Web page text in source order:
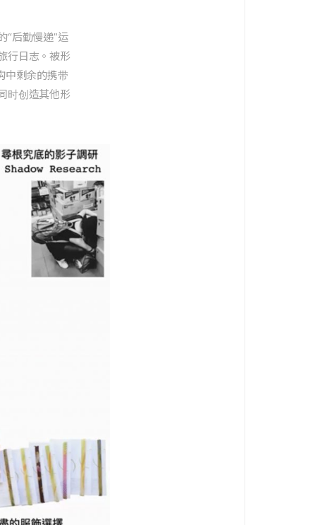
“后勤慢递”运
行日志。被形
中剩余的携带
时创造其他形